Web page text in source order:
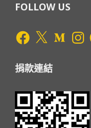
FOLLOW US
Facebook
X Medium
捐款連結